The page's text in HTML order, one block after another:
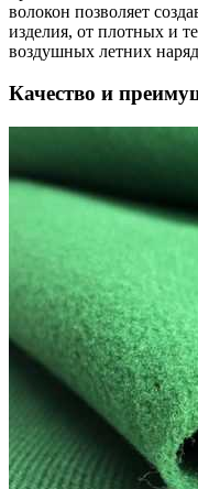
волокон позволяет
изделия, от плотных и
воздушных летних
Качество и